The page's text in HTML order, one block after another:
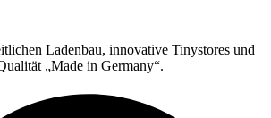
Ladenbau, innovative Tinystores und
„Made in Germany“.